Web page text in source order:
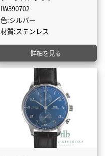
IW390702
色:シルバー
材質:ステンレス
詳細を見る